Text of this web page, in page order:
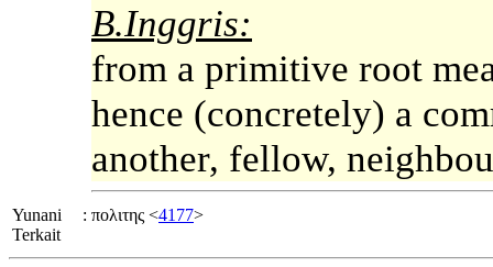
B.Inggris:
from a primitive root
hence (concretely) a
another, fellow,
Yunani
Terkait
: πολιτης <4177>